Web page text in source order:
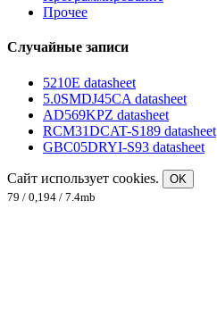
Прочее
Случайные записи
5210E datasheet
5.0SMDJ45CA datasheet
AD569KPZ datasheet
RCM31DCAT-S189 datasheet
GBC05DRYI-S93 datasheet
Сайт использует cookies.
OK
79 / 0,194 / 7.4mb